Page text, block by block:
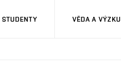
STUDENTY VĚDA A